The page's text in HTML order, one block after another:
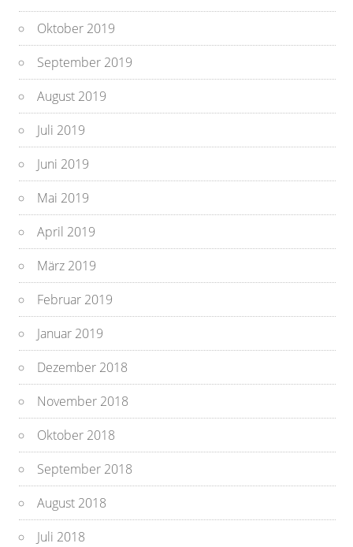
Oktober 2019
September 2019
August 2019
Juli 2019
Juni 2019
Mai 2019
April 2019
März 2019
Februar 2019
Januar 2019
Dezember 2018
November 2018
Oktober 2018
September 2018
August 2018
Juli 2018